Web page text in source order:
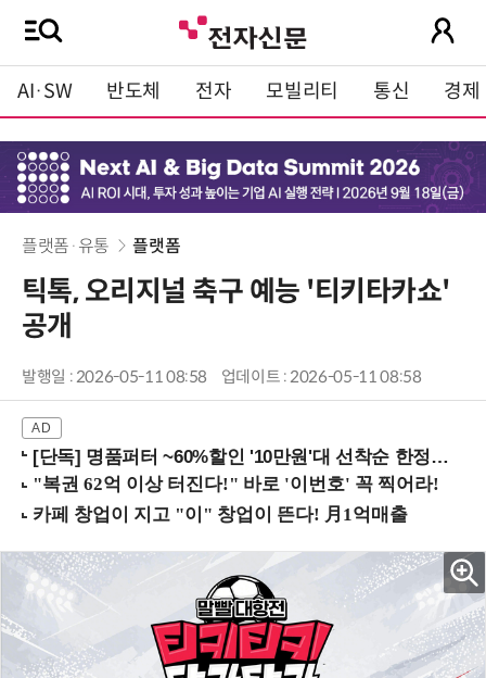
AI·SW 반도체 전자 모빌리티 통신 경제
플랫폼·유통 플랫폼
틱톡, 오리지널 축구 예능 '티키타카쇼'
공개
발행일 : 2026-05-11 08:58 업데이트 : 2026-05-11 08:58
[단독] 명품퍼터 ~60%할인 '10만원'대 선착순 한정판매!